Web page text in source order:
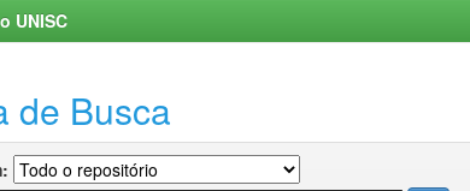
UNISC
de Busca